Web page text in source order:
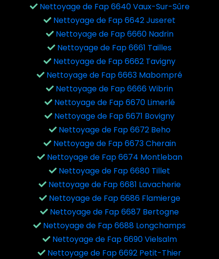
Nettoyage de Fap 6640 Vaux-Sur-Sûre
Nettoyage de Fap 6642 Juseret
Nettoyage de Fap 6660 Nadrin
Nettoyage de Fap 6661 Tailles
Nettoyage de Fap 6662 Tavigny
Nettoyage de Fap 6663 Mabompré
Nettoyage de Fap 6666 Wibrin
Nettoyage de Fap 6670 Limerlé
Nettoyage de Fap 6671 Bovigny
Nettoyage de Fap 6672 Beho
Nettoyage de Fap 6673 Cherain
Nettoyage de Fap 6674 Montleban
Nettoyage de Fap 6680 Tillet
Nettoyage de Fap 6681 Lavacherie
Nettoyage de Fap 6686 Flamierge
Nettoyage de Fap 6687 Bertogne
Nettoyage de Fap 6688 Longchamps
Nettoyage de Fap 6690 Vielsalm
Nettoyage de Fap 6692 Petit-Thier